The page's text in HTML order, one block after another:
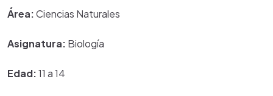
Área:Ciencias Naturales
Asignatura: Biología
Edad:11 a 14